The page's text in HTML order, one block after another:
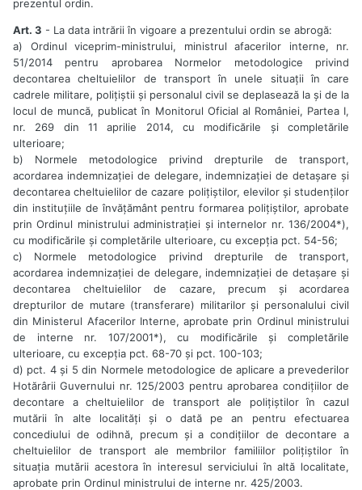
prezentul ordin.
Art. 3 - La data intrării în vigoare a prezentului ordin se abrogă:
a) Ordinul viceprim-ministrului, ministrul afacerilor interne, nr.
51/2014 pentru aprobarea Normelor metodologice privind
decontarea cheltuielilor de transport în unele situații în care
cadrele militare, polițiștii și personalul civil se deplasează la și de la
locul de muncă, publicat în Monitorul Oficial al României, Partea I,
nr. 269 din 11 aprilie 2014, cu modificările și completările
ulterioare;
b) Normele metodologice privind drepturile de transport,
acordarea indemnizației de delegare, indemnizației de detașare și
decontarea cheltuielilor de cazare polițiștilor, elevilor și studenților
din instituțiile de învățământ pentru formarea polițiștilor, aprobate
prin Ordinul ministrului administrației și internelor nr. 136/2004*),
cu modificările și completările ulterioare, cu excepția pct. 54-56;
c) Normele metodologice privind drepturile de transport,
acordarea indemnizației de delegare, indemnizației de detașare și
decontarea cheltuielilor de cazare, precum și acordarea
drepturilor de mutare (transferare) militarilor și personalului civil
din Ministerul Afacerilor Interne, aprobate prin Ordinul ministrului
de interne nr. 107/2001*), cu modificările și completările
ulterioare, cu excepția pct. 68-70 și pct. 100-103;
d) pct. 4 și 5 din Normele metodologice de aplicare a prevederilor
Hotărârii Guvernului nr. 125/2003 pentru aprobarea condițiilor de
decontare a cheltuielilor de transport ale polițiștilor în cazul
mutării în alte localități și o dată pe an pentru efectuarea
concediului de odihnă, precum și a condițiilor de decontare a
cheltuielilor de transport ale membrilor familiilor polițiștilor în
situația mutării acestora în interesul serviciului în altă localitate,
aprobate prin Ordinul ministrului de interne nr. 425/2003.